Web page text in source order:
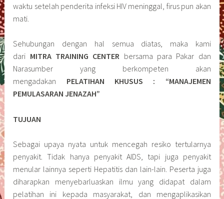
waktu setelah penderita infeksi HIV meninggal, firus pun akan
mati.
Sehubungan dengan hal semua diatas, maka kami
dari MITRA TRAINING CENTER bersama para Pakar dan
Narasumber yang berkompeten akan
mengadakan PELATIHAN KHUSUS : “MANAJEMEN
PEMULASARAN JENAZAH”
TUJUAN
Sebagai upaya nyata untuk mencegah resiko tertularnya
penyakit. Tidak hanya penyakit AIDS, tapi juga penyakit
menular lainnya seperti Hepatitis dan lain-lain. Peserta juga
diharapkan menyebarluaskan ilmu yang didapat dalam
pelatihan ini kepada masyarakat, dan mengaplikasikan